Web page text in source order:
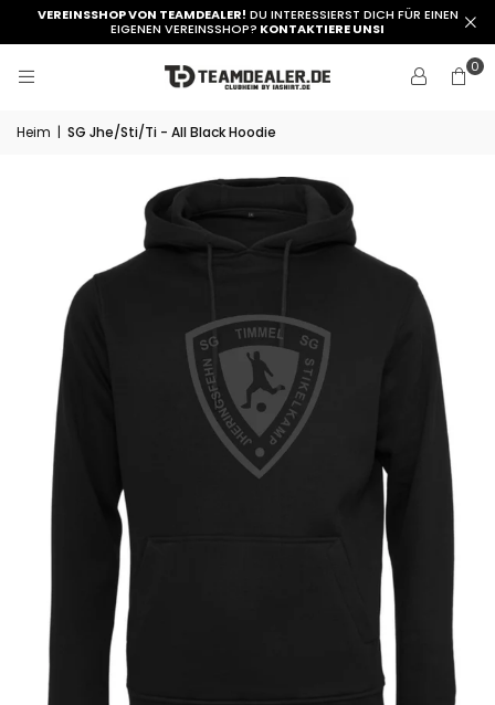
VEREINSSHOP VON TEAMDEALER! DU INTERESSIERST DICH FÜR EINEN
EIGENEN VEREINSSHOP? KONTAKTIERE UNSI
0
Heim | SG Jhe/Sti/Ti - All Black Hoodie